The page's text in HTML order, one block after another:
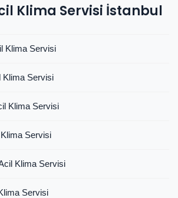
Klima Servisi İstanbul
Klima Servisi
Klima Servisi
Klima Servisi
Servisi
Klima Servisi
Servisi